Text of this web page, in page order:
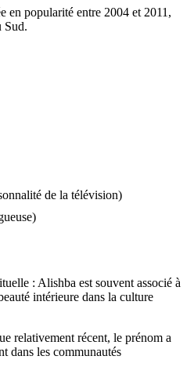
en popularité entre 2004 et 2011,
Sud.
de la télévision)
: Alishba est souvent associé à
intérieure dans la culture
relativement récent, le prénom a
dans les communautés